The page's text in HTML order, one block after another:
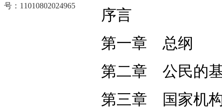
序言
第一章 总纲
第二章 公民的
第三章 国家机
号：11010802024965